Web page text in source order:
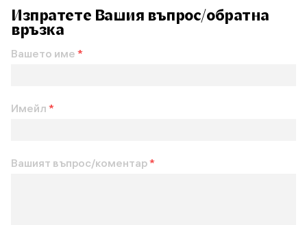
Изпратете Вашия въпрос/обратна
връзка
Вашето име *
Имейл *
Вашият въпрос/коментар*